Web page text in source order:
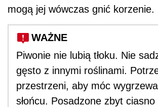
mogą jej wówczas gnić korzenie.
WAŻNE
Piwonie nie lubią tłoku. Nie
gęsto z innymi roślinami.
przestrzeni, aby móc
słońcu. Posadzone zbyt ciasno